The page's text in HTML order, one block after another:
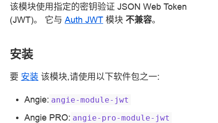
该模块使用指定的密钥验证 JSON Web Token
(JWT)。 它与 Auth JWT 模块 不兼容。
安装
要 安装 该模块,请使用以下软件包之一:
Angie: angie-module-jwt
Angie PRO: angie-pro-module-jwt